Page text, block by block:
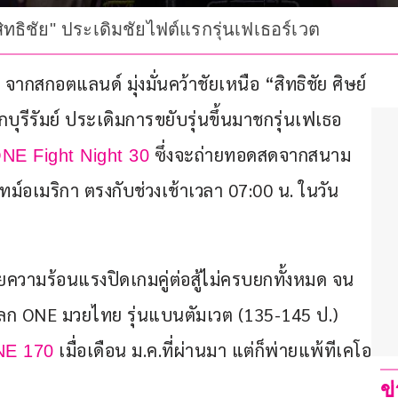
ชัย" ประเดิมชัยไฟต์แรกรุ่นเฟเธอร์เวต
ากสกอตแลนด์ มุ่งมั่นคว้าชัยเหนือ “สิทธิชัย ศิษย์
รีรัมย์ ประเดิมการขยับรุ่นขึ้นมาชกรุ่นเฟเธอ
Fight Night 30 ซึ่งจะถ่ายทอดสดจากสนาม
เมริกา ตรงกับช่วงเช้าเวลา 07:00 น. ในวัน
ความร้อนแรงปิดเกมคู่ต่อสู้ไม่ครบยกทั้งหมด จน
ONE มวยไทย รุ่นแบนตัมเวต (135-145 ป.)
170 เมื่อเดือน ม.ค.ที่ผ่านมา แต่ก็พ่ายแพ้ทีเคโอ
ข่